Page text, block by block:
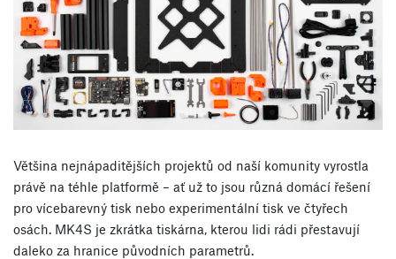
Většina nejnápaditějších projektů od naší komunity vyrostla
právě na téhle platformě – ať už to jsou různá domácí řešení
pro vícebarevný tisk nebo experimentální tisk ve čtyřech
osách. MK4S je zkrátka tiskárna, kterou lidi rádi přestavují
daleko za hranice původních parametrů.